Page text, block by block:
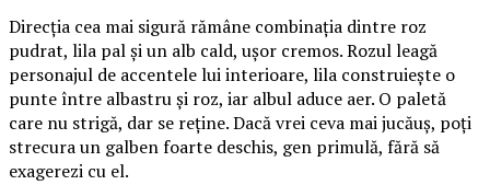
Direcția cea mai sigură rămâne combinația dintre roz
pudrat, lila pal și un alb cald, ușor cremos. Rozul leagă
personajul de accentele lui interioare, lila construiește o
punte între albastru și roz, iar albul aduce aer. O paletă
care nu strigă, dar se reține. Dacă vrei ceva mai jucăuș, poți
strecura un galben foarte deschis, gen primulă, fără să
exagerezi cu el.